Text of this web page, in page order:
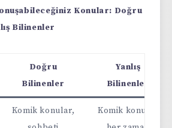
Konular: Doğru
Bilinenler
Doğru
Bilinenler
Yanlış
Bilinenler
Komik konular,
Komik konular